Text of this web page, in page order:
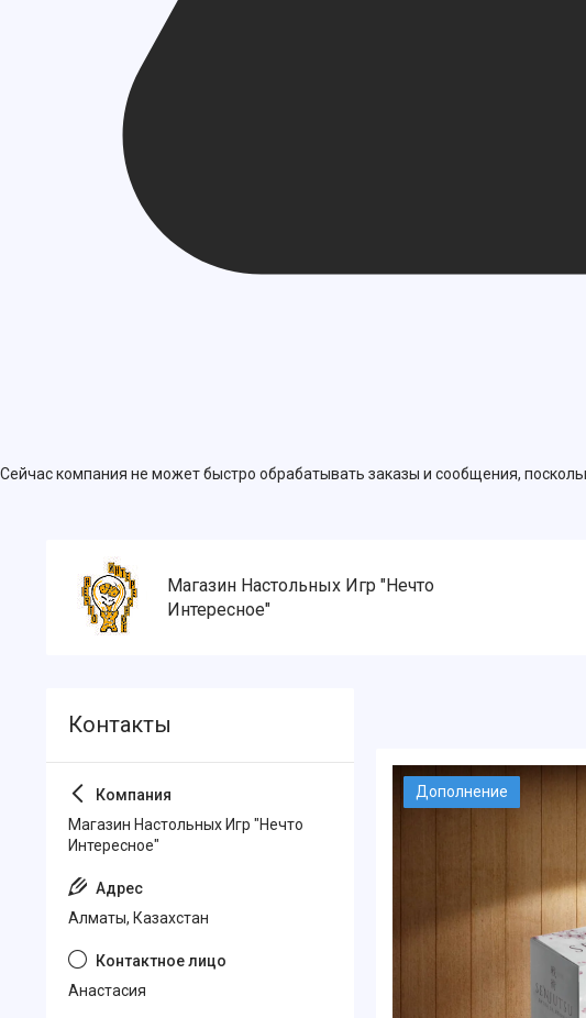
Сейчас компания не может быстро обрабатывать заказы и сообщения,
Магазин Настольных Игр "Нечто
Интересное"
Дополнение
Магазин Настольных Игр "Нечто
Интересное"
Алматы, Казахстан
Анастасия